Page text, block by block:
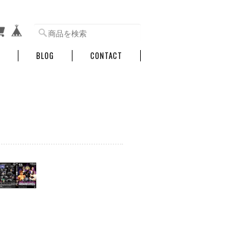
BLOG CONTACT